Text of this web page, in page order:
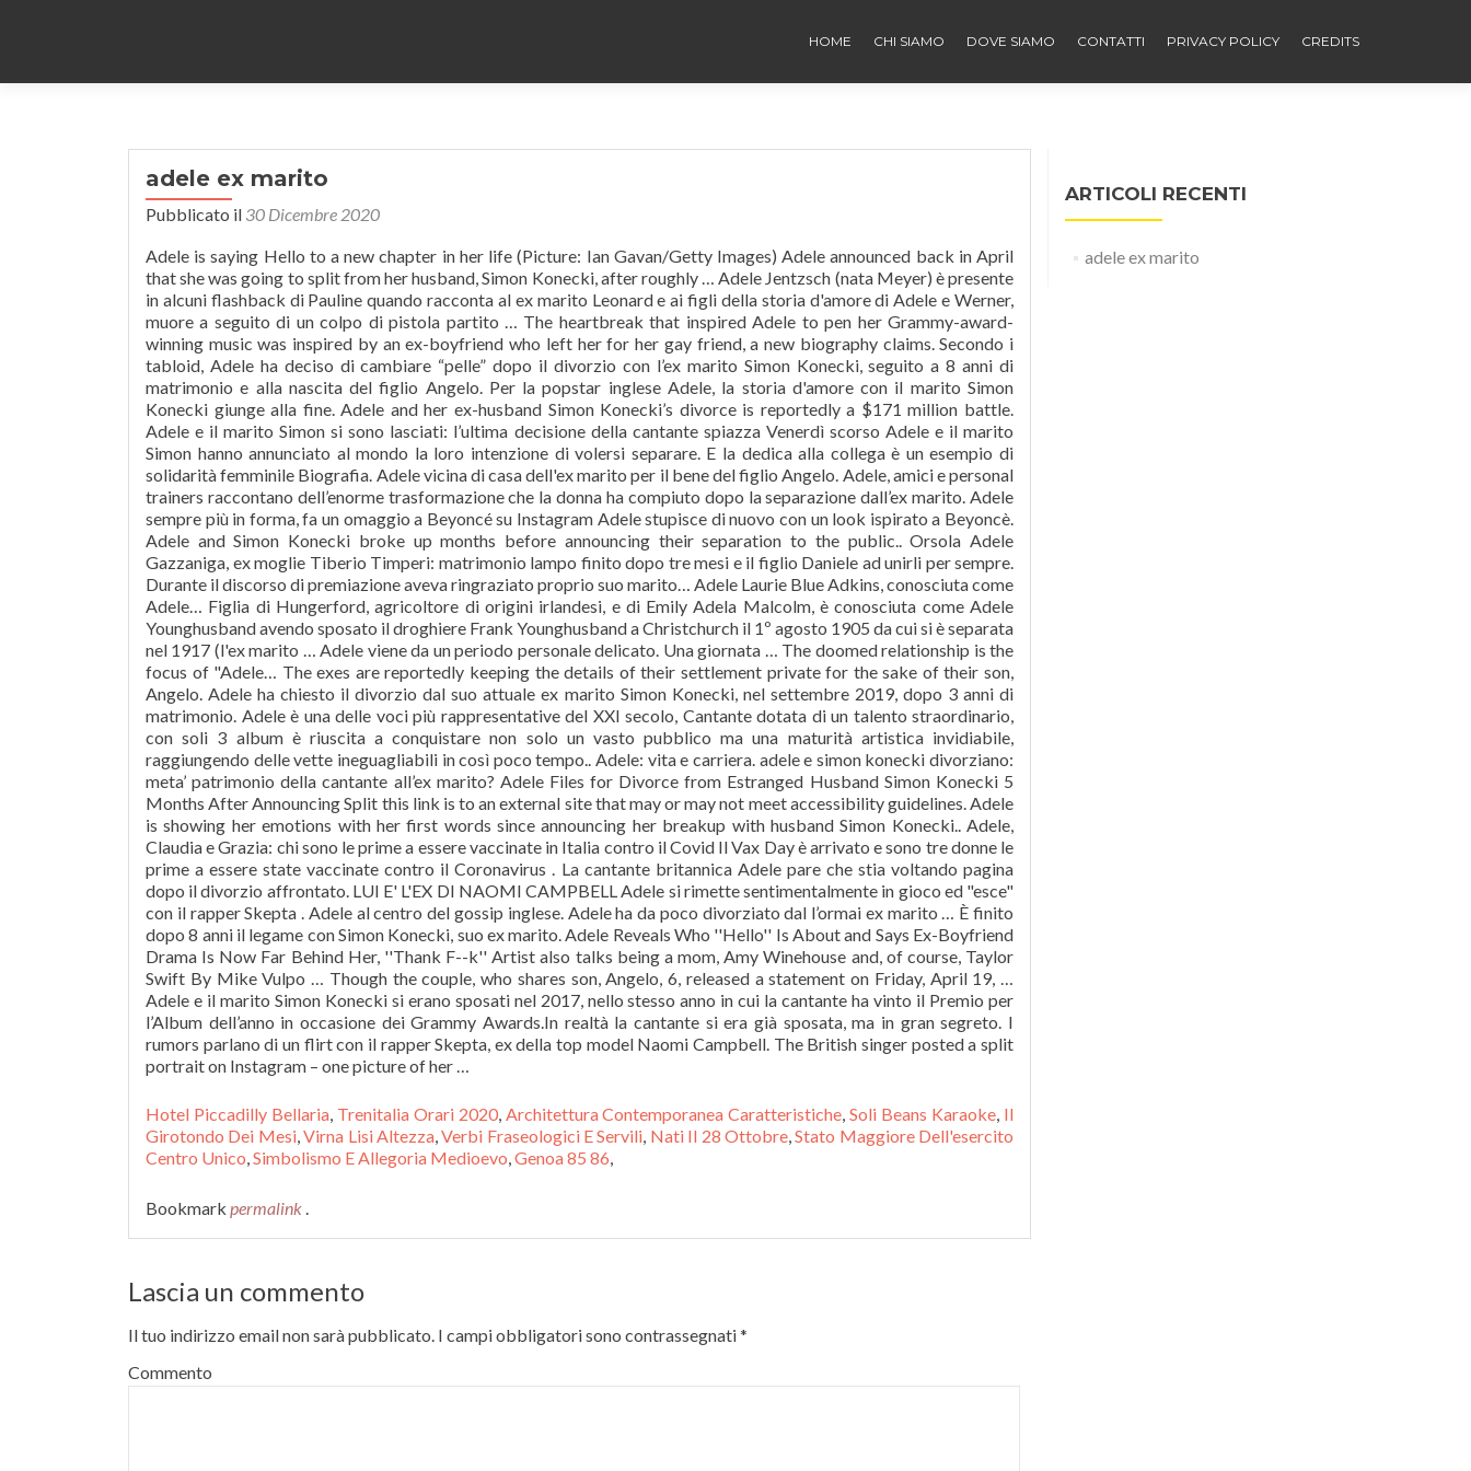
HOME CHI SIAMO DOVE SIAMO CONTATTI PRIVACY POLICY CREDITS
adele ex marito
Pubblicato il 30 Dicembre 2020
Adele is saying Hello to a new chapter in her life (Picture: Ian Gavan/Getty Images) Adele announced back in April
that she was going to split from her husband, Simon Konecki, after roughly … Adele Jentzsch (nata Meyer) è presente
in alcuni flashback di Pauline quando racconta al ex marito Leonard e ai figli della storia d'amore di Adele e Werner,
muore a seguito di un colpo di pistola partito … The heartbreak that inspired Adele to pen her Grammy-award-
winning music was inspired by an ex-boyfriend who left her for her gay friend, a new biography claims. Secondo i
tabloid, Adele ha deciso di cambiare “pelle” dopo il divorzio con l’ex marito Simon Konecki, seguito a 8 anni di
matrimonio e alla nascita del figlio Angelo. Per la popstar inglese Adele, la storia d'amore con il marito Simon
Konecki giunge alla fine. Adele and her ex-husband Simon Konecki’s divorce is reportedly a $171 million battle.
Adele e il marito Simon si sono lasciati: l’ultima decisione della cantante spiazza Venerdì scorso Adele e il marito
Simon hanno annunciato al mondo la loro intenzione di volersi separare. E la dedica alla collega è un esempio di
solidarità femminile Biografia. Adele vicina di casa dell'ex marito per il bene del figlio Angelo. Adele, amici e personal
trainers raccontano dell’enorme trasformazione che la donna ha compiuto dopo la separazione dall’ex marito. Adele
sempre più in forma, fa un omaggio a Beyoncé su Instagram Adele stupisce di nuovo con un look ispirato a Beyoncè.
Adele and Simon Konecki broke up months before announcing their separation to the public.. Orsola Adele
Gazzaniga, ex moglie Tiberio Timperi: matrimonio lampo finito dopo tre mesi e il figlio Daniele ad unirli per sempre.
Durante il discorso di premiazione aveva ringraziato proprio suo marito… Adele Laurie Blue Adkins, conosciuta come
Adele… Figlia di Hungerford, agricoltore di origini irlandesi, e di Emily Adela Malcolm, è conosciuta come Adele
Younghusband avendo sposato il droghiere Frank Younghusband a Christchurch il 1º agosto 1905 da cui si è separata
nel 1917 (l'ex marito … Adele viene da un periodo personale delicato. Una giornata … The doomed relationship is the
focus of "Adele… The exes are reportedly keeping the details of their settlement private for the sake of their son,
Angelo. Adele ha chiesto il divorzio dal suo attuale ex marito Simon Konecki, nel settembre 2019, dopo 3 anni di
matrimonio. Adele è una delle voci più rappresentative del XXI secolo, Cantante dotata di un talento straordinario,
con soli 3 album è riuscita a conquistare non solo un vasto pubblico ma una maturità artistica invidiabile,
raggiungendo delle vette ineguagliabili in così poco tempo.. Adele: vita e carriera. adele e simon konecki divorziano:
meta’ patrimonio della cantante all’ex marito? Adele Files for Divorce from Estranged Husband Simon Konecki 5
Months After Announcing Split this link is to an external site that may or may not meet accessibility guidelines. Adele
is showing her emotions with her first words since announcing her breakup with husband Simon Konecki.. Adele,
Claudia e Grazia: chi sono le prime a essere vaccinate in Italia contro il Covid Il Vax Day è arrivato e sono tre donne le
prime a essere state vaccinate contro il Coronavirus . La cantante britannica Adele pare che stia voltando pagina
dopo il divorzio affrontato. LUI E' L'EX DI NAOMI CAMPBELL Adele si rimette sentimentalmente in gioco ed "esce"
con il rapper Skepta . Adele al centro del gossip inglese. Adele ha da poco divorziato dal l’ormai ex marito … È finito
dopo 8 anni il legame con Simon Konecki, suo ex marito. Adele Reveals Who ''Hello'' Is About and Says Ex-Boyfriend
Drama Is Now Far Behind Her, ''Thank F--k'' Artist also talks being a mom, Amy Winehouse and, of course, Taylor
Swift By Mike Vulpo … Though the couple, who shares son, Angelo, 6, released a statement on Friday, April 19, …
Adele e il marito Simon Konecki si erano sposati nel 2017, nello stesso anno in cui la cantante ha vinto il Premio per
l’Album dell’anno in occasione dei Grammy Awards.In realtà la cantante si era già sposata, ma in gran segreto. I
rumors parlano di un flirt con il rapper Skepta, ex della top model Naomi Campbell. The British singer posted a split
portrait on Instagram – one picture of her …
Hotel Piccadilly Bellaria, Trenitalia Orari 2020, Architettura Contemporanea Caratteristiche,Soli Beans Karaoke, Il
Girotondo Dei Mesi,Virna Lisi Altezza,Verbi Fraseologici E Servili, Nati Il 28 Ottobre,Stato Maggiore Dell'esercito
Centro Unico,Simbolismo E Allegoria Medioevo,Genoa 85 86,
Bookmark permalink .
Lascia un commento
Il tuo indirizzo email non sarà pubblicato. I campi obbligatori sono contrassegnati*
Commento
ARTICOLI RECENTI
adele ex marito